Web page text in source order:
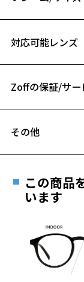
をつくろう♪
2年ぶりにディズニ
ミッキーマウスの甥
クターも。
レンズはすべて、
かわいいだけじゃ
テンプルには、ミ
ミッキーマウスの
ぱくトリオもレト
B ブリッジ(鼻部
対応可能レンズ
フレーム
Zoffの保証/サー
安心1 フ
日または
きます。
※保証期間内
延長されません
その他
ご希望のお客さ
最寄りのZoff実
※サングラスや
談ください。
この商品
います